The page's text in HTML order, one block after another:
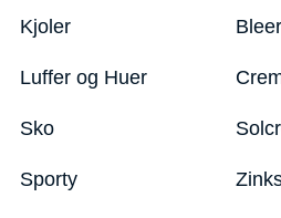
Kjoler
Luffer og Huer
Sko
Sporty
Bleer